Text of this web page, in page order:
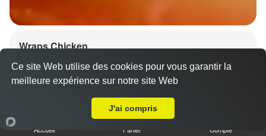
Wraps Chicken
8.50 €
Accueil Panier Compte
Ce site Web utilise des cookies pour vous garantir la
meilleure expérience sur notre site Web
J'ai compris